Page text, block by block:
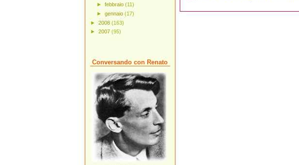
► febbraio (11)
► gennaio (17)
► 2008 (163)
► 2007 (95)
Conversando con Renato